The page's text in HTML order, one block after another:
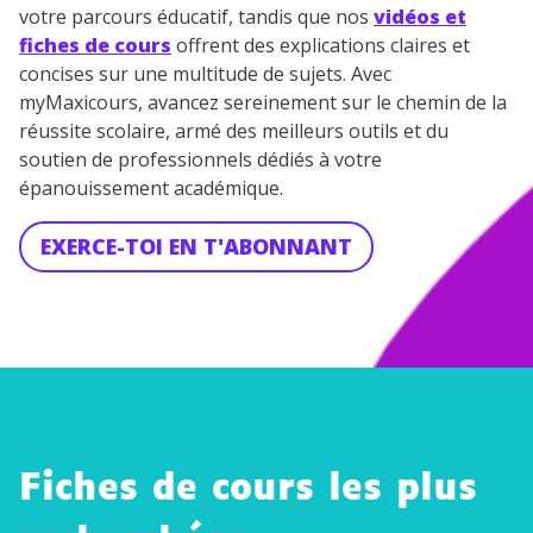
votre parcours éducatif, tandis que nos vidéos et
fiches de cours offrent des explications claires et
concises sur une multitude de sujets. Avec
myMaxicours, avancez sereinement sur le chemin de la
réussite scolaire, armé des meilleurs outils et du
soutien de professionnels dédiés à votre
épanouissement académique.
EXERCE-TOI EN T'ABONNANT
Fiches de cours les plus